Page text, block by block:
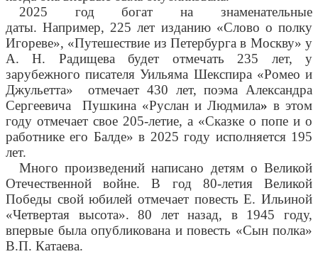
2025 год богат на знаменательные
даты. Например, 225 лет изданию «Слово о полку
Игореве», «Путешествие из Петербурга в Москву» у
А. Н. Радищева будет отмечать 235 лет, у
зарубежного писателя Уильяма Шекспира «Ромео и
Джульетта» отмечает 430 лет, поэма Александра
Сергеевича Пушкина «Руслан и Людмила» в этом
году отмечает свое 205-летие, а «Сказке о попе и о
работнике его Балде» в 2025 году исполняется 195
лет.
Много произведений написано детям о Великой
Отечественной войне. В год 80-летия Великой
Победы свой юбилей отмечает повесть Е. Ильиной
«Четвертая высота». 80 лет назад, в 1945 году,
впервые была опубликована и повесть «Сын полка»
В.П. Катаева.